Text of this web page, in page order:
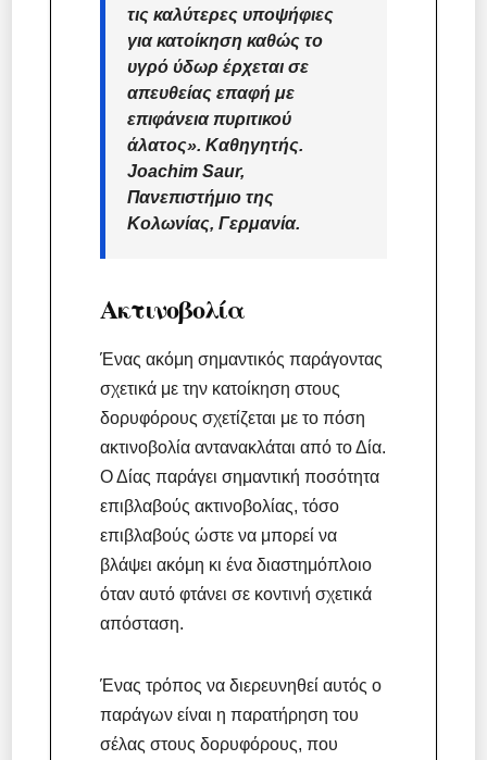
τις καλύτερες υποψήφιες
για κατοίκηση καθώς το
υγρό ύδωρ έρχεται σε
απευθείας επαφή με
επιφάνεια πυριτικού
άλατος».Καθηγητής.
Joachim Saur,
Πανεπιστήμιο της
Κολωνίας, Γερμανία.
Ακτινοβολία
Ένας ακόμη σημαντικός παράγοντας
σχετικά με την κατοίκηση στους
δορυφόρους σχετίζεται με το πόση
ακτινοβολία αντανακλάται από το Δία.
Ο Δίας παράγει σημαντική ποσότητα
επιβλαβούς ακτινοβολίας, τόσο
επιβλαβούς ώστε να μπορεί να
βλάψει ακόμη κι ένα διαστημόπλοιο
όταν αυτό φτάνει σε κοντινή σχετικά
απόσταση.
Ένας τρόπος να διερευνηθεί αυτός ο
παράγων είναι η παρατήρηση του
σέλας στους δορυφόρους, που